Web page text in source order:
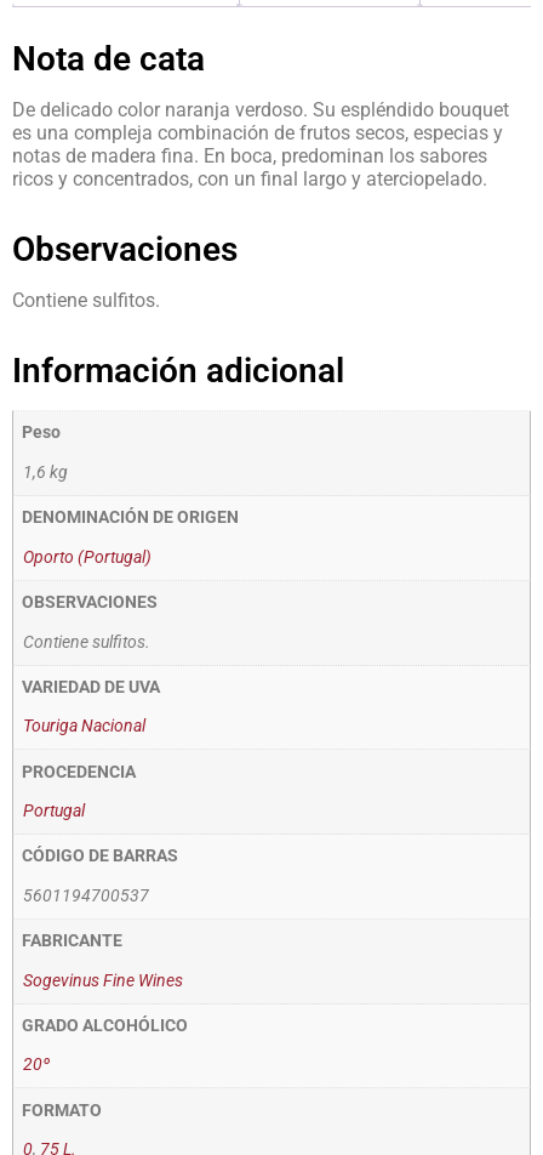
Nota de cata
De delicado color naranja verdoso. Su espléndido bouquet
es una compleja combinación de frutos secos, especias y
notas de madera fina. En boca, predominan los sabores
ricos y concentrados, con un final largo y aterciopelado.
Observaciones
Contiene sulfitos.
Información adicional
Peso
1,6 kg
DENOMINACIÓN DE ORIGEN
Oporto (Portugal)
OBSERVACIONES
Contiene sulfitos.
VARIEDAD DE UVA
Touriga Nacional
PROCEDENCIA
Portugal
CÓDIGO DE BARRAS
5601194700537
FABRICANTE
Sogevinus Fine Wines
GRADO ALCOHÓLICO
20º
FORMATO
0, 75 L.